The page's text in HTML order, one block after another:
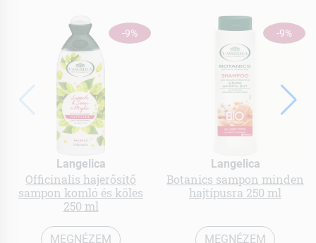
-9%
Langelica
Officinalis hajerősítő
sampon komló és köles
250 ml
MEGNÉZEM
-9%
Langelica
Botanics sampon minden
hajtípusra 250 ml
MEGNÉZEM